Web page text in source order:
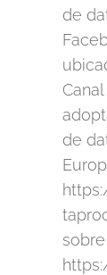
de
de